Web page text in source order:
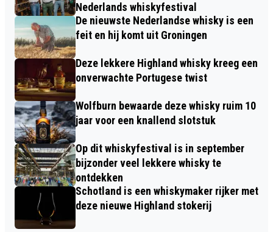
Nederlands whiskyfestival
De nieuwste Nederlandse whisky is een
feit en hij komt uit Groningen
Deze lekkere Highland whisky kreeg een
onverwachte Portugese twist
Wolfburn bewaarde deze whisky ruim 10
jaar voor een knallend slotstuk
Op dit whiskyfestival is in september
bijzonder veel lekkere whisky te
ontdekken
Schotland is een whiskymaker rijker met
deze nieuwe Highland stokerij